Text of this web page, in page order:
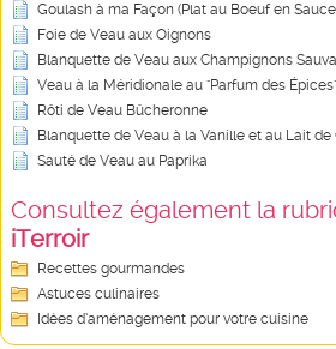
Goulash à ma Façon (Plat au Boeuf en
Foie de Veau aux Oignons
Blanquette de Veau aux Champignons
Veau à la Méridionale au "Parfum des Épices"
Rôti de Veau Bûcheronne
Blanquette de Veau à la Vanille et au Lait
Sauté de Veau au Paprika
Consultez également la
iTerroir
Recettes gourmandes
Astuces culinaires
Idées d’aménagement pour votre cuisine